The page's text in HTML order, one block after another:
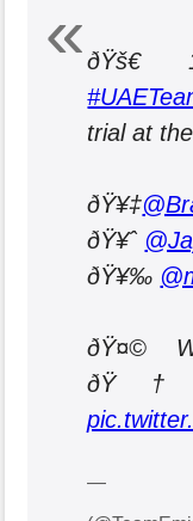
ðŸš€
trial at
ðŸ¥‡
ðŸ¥ˆ
ðŸ¥‰
ðŸ¤©
—